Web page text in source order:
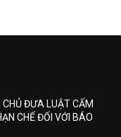
CHỦ ĐƯA LUẬT CẤM
CHẾ ĐỐI VỚI BÁO